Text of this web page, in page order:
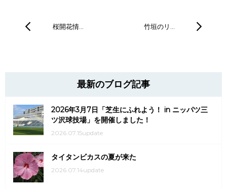
桜開花情… 竹垣のリ…
最新のブログ記事
2026年3月7日「芝生にふれよう！ in ニッパツ三
ツ沢球技場」を開催しました！
2026.07.15update
タイタンビカスの夏が来た
2026.07.14update